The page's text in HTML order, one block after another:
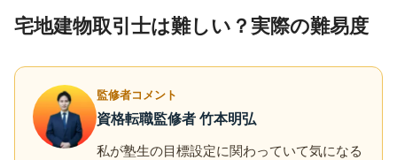
宅地建物取引士は難しい？実際の難易度
監修者コメント
資格転職監修者 竹本明弘
私が塾生の目標設定に関わっていて気になる